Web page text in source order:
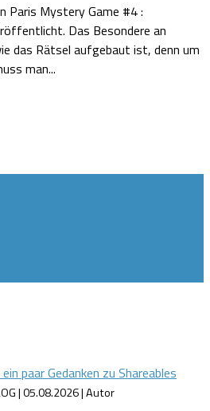
Paris Mystery Game #4 :
Das Besondere an
das Rätsel aufgebaut ist, denn um
man...
paar Gedanken zu Shareables
05.08.2026 Autor